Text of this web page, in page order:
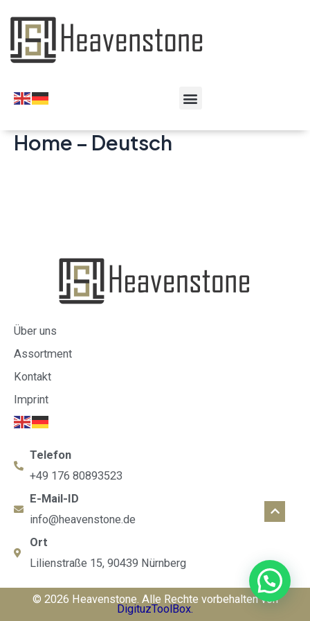
Home – Deutsch
Über uns
Assortment
Kontakt
Imprint
Telefon
+49 176 80893523
E-Mail-ID
info@heavenstone.de
Ort
Lilienstraße 15, 90439 Nürnberg
© 2026 Heavenstone. Alle Rechte vorbehalten von
DigituzToolBox.